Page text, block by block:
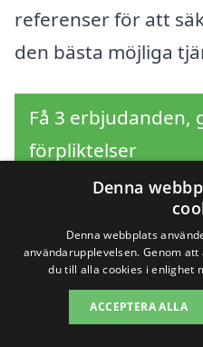
referenser för att
den bästa möjliga
Få 3 erbjudanden,
förpliktelser
Sök efter en
Denna
Denna webbplats
användarupplevelsen. Genom
du till alla cookies i enlighet
ACCEPTERA ALLA